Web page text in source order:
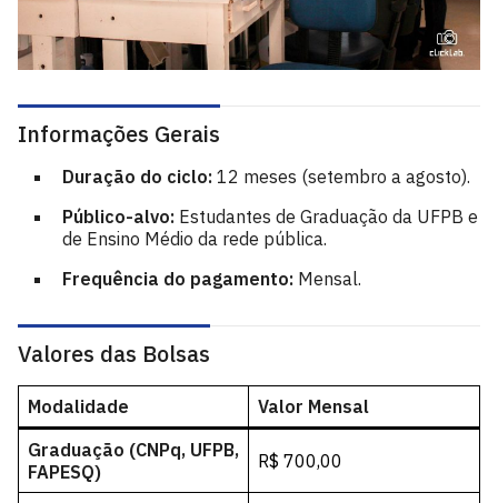
Informações Gerais
Duração do ciclo: 12 meses (setembro a agosto).
Público-alvo: Estudantes de Graduação da UFPB e
de Ensino Médio da rede pública.
Frequência do pagamento: Mensal.
Valores das Bolsas
Modalidade
Valor Mensal
Graduação (CNPq, UFPB,
FAPESQ)
R$ 700,00